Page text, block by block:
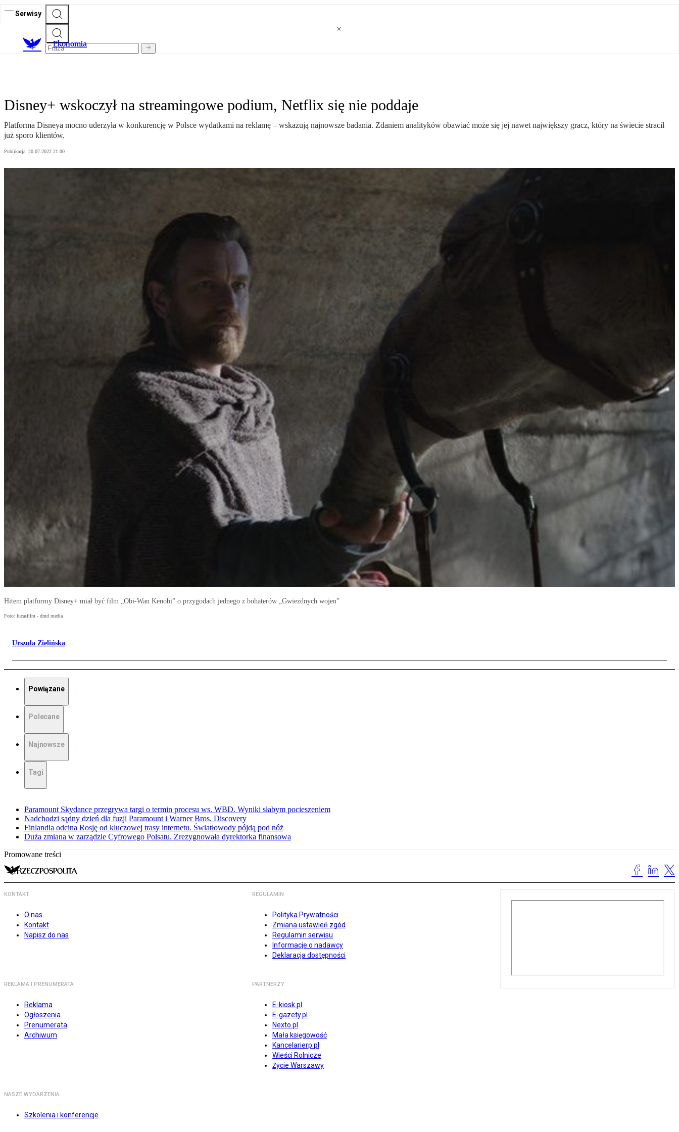
Serwisy
Ekonomia
Disney+ wskoczył na streamingowe podium, Netflix się nie poddaje
Platforma Disneya mocno uderzyła w konkurencję w Polsce wydatkami na reklamę – wskazują najnowsze badania. Zdaniem analityków obawiać może się jej nawet największy gracz, który na świecie stracił
już sporo klientów.
Publikacja: 20.07.2022 21:00
Hitem platformy Disney+ miał być film „Obi-Wan Kenobi” o przygodach jednego z bohaterów „Gwiezdnych wojen”
Foto: lucasfilm - dmd media
Urszula Zielińska
Powiązane
Polecane
Najnowsze
Tagi
Paramount Skydance przegrywa targi o termin procesu ws. WBD. Wyniki słabym pocieszeniem
Nadchodzi sądny dzień dla fuzji Paramount i Warner Bros. Discovery
Finlandia odcina Rosję od kluczowej trasy internetu. Światłowody pójdą pod nóż
Duża zmiana w zarządzie Cyfrowego Polsatu. Zrezygnowała dyrektorka finansowa
Promowane treści
KONTAKT
O nas
Kontakt
Napisz do nas
REGULAMIN
Polityka Prywatności
Zmiana ustawień zgód
Regulamin serwisu
Informacje o nadawcy
Deklaracja dostępności
REKLAMA I PRENUMERATA
Reklama
Ogłoszenia
Prenumerata
Archiwum
PARTNERZY
E-kiosk.pl
E-gazety.pl
Nexto.pl
Mała księgowość
Kancelarierp.pl
Wieści Rolnicze
Życie Warszawy
NASZE WYDARZENIA
Szkolenia i konferencje